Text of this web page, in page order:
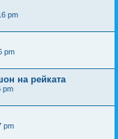
pm
pm
на рейката
pm
pm